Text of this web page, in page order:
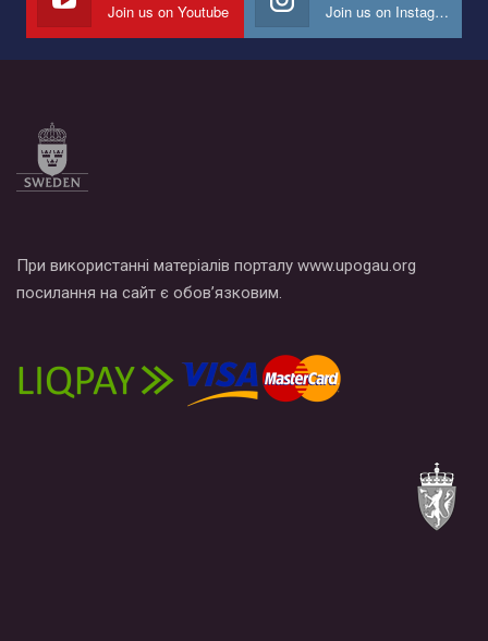
Все, что вам нужно сделать - это зайти на наш канал YouTube
Join us on Youtube Join us on Instagram
При використанні матеріалів порталу www.upogau.org
посилання на сайт є обов’язковим.